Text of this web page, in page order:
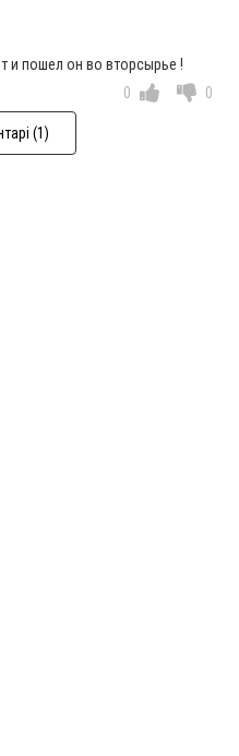
и пошел он во вторсырье !
0 0
(1)